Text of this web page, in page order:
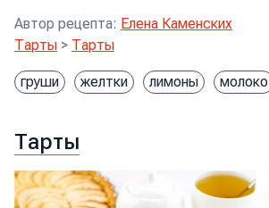
Автор рецепта: Елена Каменских
Тарты > Тарты
груши желтки лимоны молоко
Тарты